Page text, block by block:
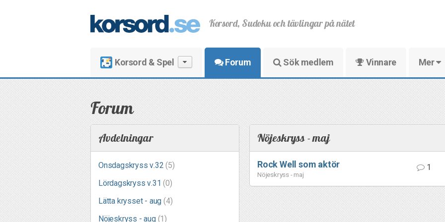
Korsord, Sudoku och tävlingar på nätet
Korsord & Spel Forum Sök medlem Vinnare Mer
Forum
Avdelningar
Onsdagskryss v.32(5)
Lördagskryss v.31(0)
Lätta krysset - aug(4)
Nöjeskryss - aug (1)
Nöjeskryss - maj
Rock Well som aktör
Nöjeskryss - maj
1